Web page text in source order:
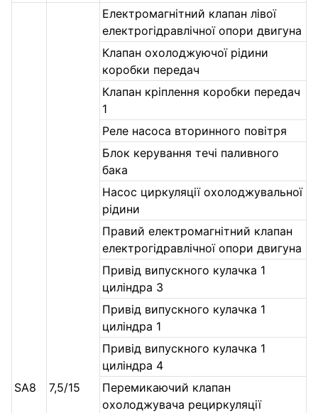
SA8 7,5/15
Електромагнітний клапан лівої
електрогідравлічної опори двигуна
Клапан охолоджуючої рідини
коробки передач
Клапан кріплення коробки передач
1
Реле насоса вторинного повітря
Блок керування течі паливного
бака
Насос циркуляції охолоджувальної
рідини
Правий електромагнітний клапан
електрогідравлічної опори двигуна
Привід випускного кулачка 1
циліндра 3
Привід випускного кулачка 1
циліндра 1
Привід випускного кулачка 1
циліндра 4
Перемикаючий клапан
охолоджувача рециркуляції